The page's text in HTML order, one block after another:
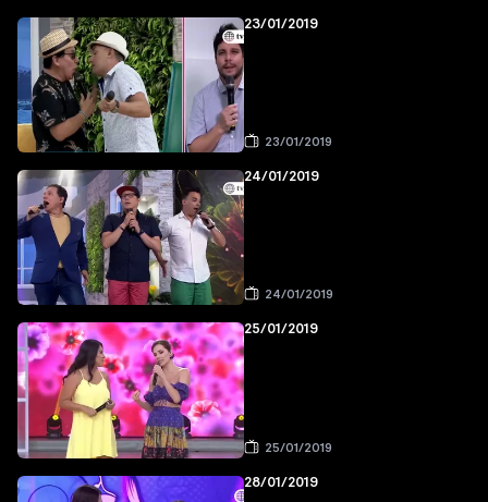
23/01/2019
23/01/2019
24/01/2019
24/01/2019
25/01/2019
25/01/2019
28/01/2019